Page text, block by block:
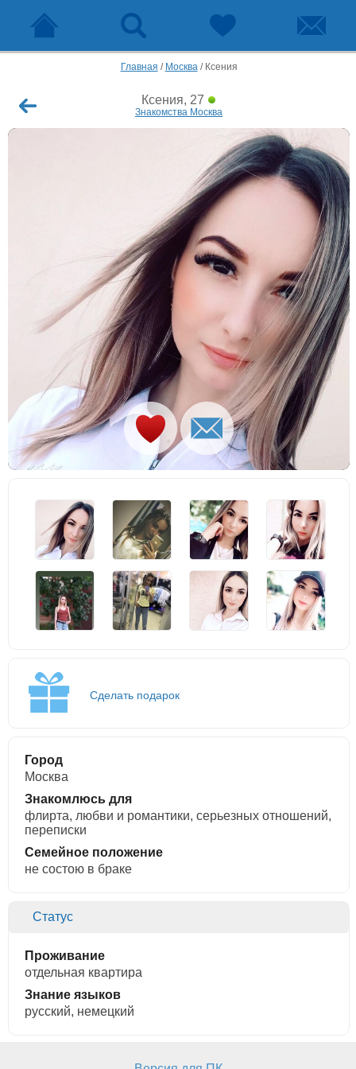
Главная / Москва/ Ксения
Ксения, 27
Знакомства Москва
Сделать подарок
Город
Москва
Знакомлюсь для
флирта, любви и романтики, cерьезных отношений,
переписки
Семейное положение
не состою в браке
Статус
Проживание
отдельная квартира
Знание языков
русский, немецкий